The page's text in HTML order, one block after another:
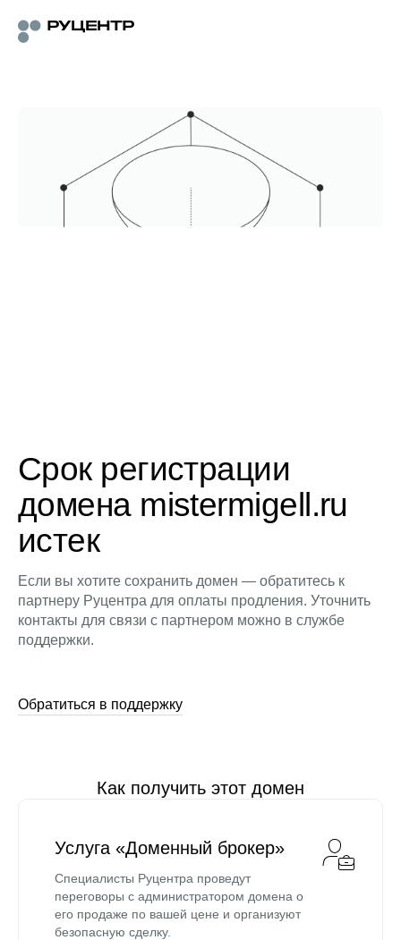
Срок регистрации
домена mistermigell.ru
истек
Если вы хотите сохранить домен — обратитесь к
партнеру Руцентра для оплаты продления. Уточнить
контакты для связи с партнером можно в службе
поддержки.
Обратиться в поддержку
Как получить этот домен
Услуга «Доменный брокер»
Специалисты Руцентра проведут
переговоры с администратором домена о
его продаже по вашей цене и организуют
безопасную сделку.